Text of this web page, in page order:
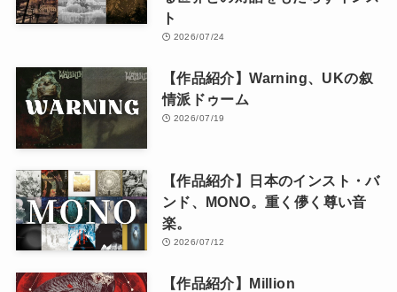
ト
2026/07/24
【作品紹介】Warning、UKの叙
情派ドゥーム
2026/07/19
【作品紹介】日本のインスト・バ
ンド、MONO。重く儚く尊い音
楽。
2026/07/12
【作品紹介】Million